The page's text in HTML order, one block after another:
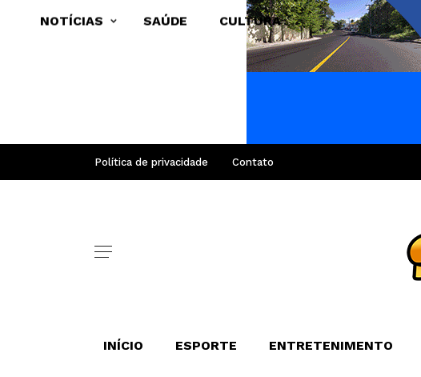
Política de privacidade Contato
INÍCIO ESPORTE ENTRETENIMENTO
NOTÍCIAS SAÚDE CULTURA